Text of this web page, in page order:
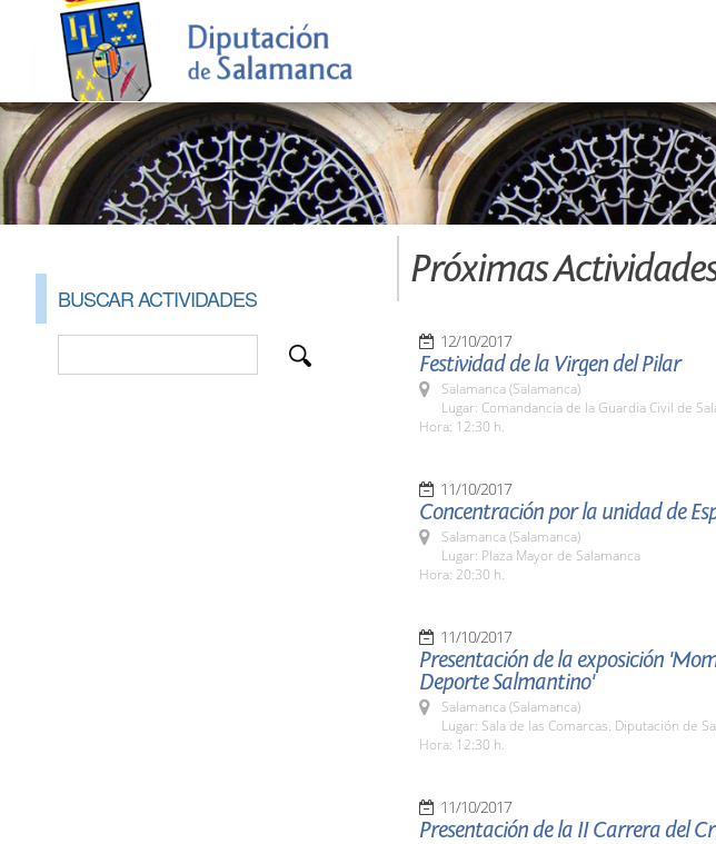
BUSCAR ACTIVIDADES
Próximas
12/10/2017
Festividad de la Virgen del Pilar
Salamanca (Salamanca)
Lugar: Comandancia de la Guardia Civil de
Hora: 12:30 h.
11/10/2017
Concentración por la unidad de
Salamanca (Salamanca)
Lugar: Plaza Mayor de Salamanca
Hora: 20:30 h.
11/10/2017
Presentación de la exposición
Deporte Salmantino'
Salamanca (Salamanca)
Lugar: Sala de las Comarcas. Diputación de
Hora: 12:30 h.
11/10/2017
Presentación de la II Carrera del